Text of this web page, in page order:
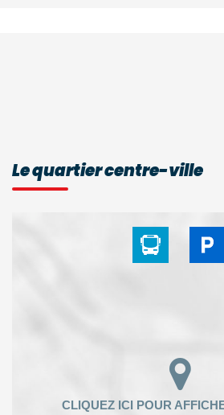
Le quartier centre-ville